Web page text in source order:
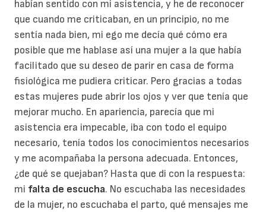
habían sentido con mi asistencia, y he de reconocer
que cuando me criticaban, en un principio, no me
sentía nada bien, mi ego me decía qué cómo era
posible que me hablase así una mujer a la que había
facilitado que su deseo de parir en casa de forma
fisiológica me pudiera criticar. Pero gracias a todas
estas mujeres pude abrir los ojos y ver que tenía que
mejorar mucho. En apariencia, parecía que mi
asistencia era impecable, iba con todo el equipo
necesario, tenía todos los conocimientos necesarios
y me acompañaba la persona adecuada. Entonces,
¿de qué se quejaban? Hasta que di con la respuesta:
mi falta de escucha. No escuchaba las necesidades
de la mujer, no escuchaba el parto, qué mensajes me